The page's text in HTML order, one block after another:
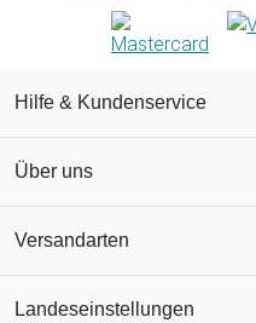
Hilfe & Kundenservice
Über uns
Versandarten
Landeseinstellungen